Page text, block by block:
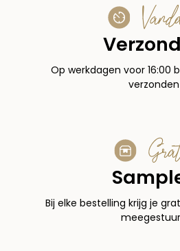
Op werkdagen voor 16:00
verzonden
Bij elke bestelling krijg je